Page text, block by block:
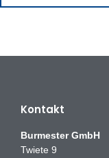
Kontakt
Burmester GmbH
Twiete 9